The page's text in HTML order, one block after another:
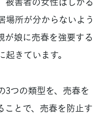
場所が分からないよう
が娘に売春を強要する
きています。
つの類型を、売春を
ことで、売春を防止す